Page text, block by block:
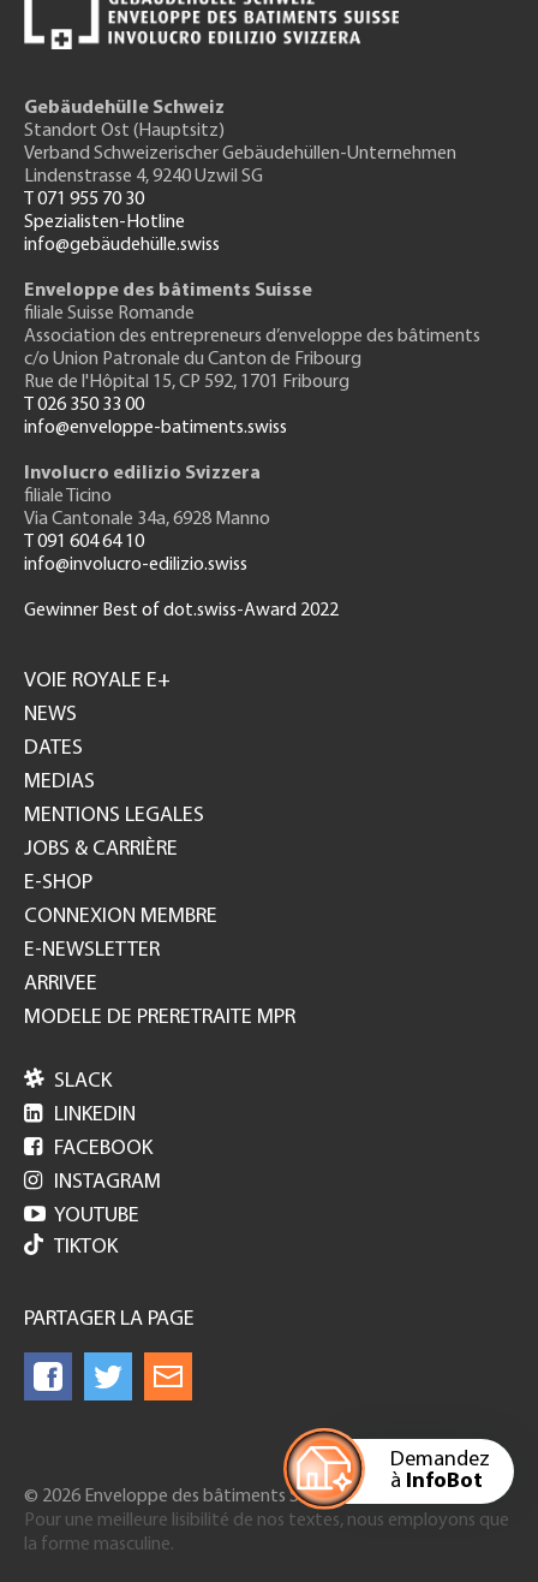
Demandez
à InfoBot
Gebäudehülle Schweiz
Standort Ost (Hauptsitz)
Verband Schweizerischer Gebäudehüllen-Unternehmen
Lindenstrasse 4, 9240 Uzwil SG
T 071 955 70 30
Spezialisten-Hotline
info@gebäudehülle.swiss
Enveloppe des bâtiments Suisse
filiale Suisse Romande
Association des entrepreneurs d’enveloppe des bâtiments
c/o Union Patronale du Canton de Fribourg
Rue de l'Hôpital 15, CP 592, 1701 Fribourg
T 026 350 33 00
info@enveloppe-batiments.swiss
Involucro edilizio Svizzera
filiale Ticino
Via Cantonale 34a, 6928 Manno
T 091 604 64 10
info@involucro-edilizio.swiss
Gewinner Best of dot.swiss-Award 2022
GH
VOIE ROYALE E+
NEWS
DATES
MEDIAS
MENTIONS LEGALES
JOBS & CARRIÈRE
E-SHOP
CONNEXION MEMBRE
E-NEWSLETTER
ARRIVEE
MODELE DE PRERETRAITE MPR
 SLACK
 LINKEDIN
 FACEBOOK
 INSTAGRAM
 YOUTUBE
TIKTOK
PARTAGER LA PAGE
© 2026 Enveloppe des bâtiments Suisse
Pour une meilleure lisibilité de nos textes, nous employons que
la forme masculine.